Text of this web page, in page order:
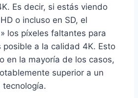
Es decir, si estás viendo
o incluso en SD, el
los píxeles faltantes para
posible a la calidad 4K. Esto
en la mayoría de los casos,
superior a un
tecnología.